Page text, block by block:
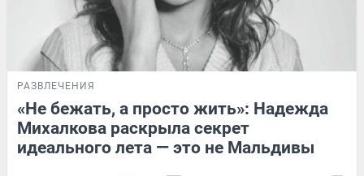
РАЗВЛЕЧЕНИЯ
«Не бежать, а просто жить»: Надежда
Михалкова раскрыла секрет
идеального лета — это не Мальдивы